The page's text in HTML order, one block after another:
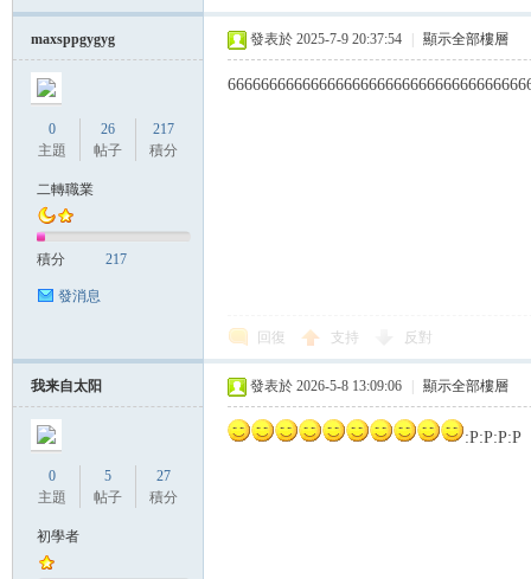
maxsppgygyg
0
主題
26
帖子
217
積分
二轉職業
積分 217
發消息
發表於 2025-7-9 20:37:54 顯示全部樓層
回復 支持 反對
我来自太阳
0
主題
5
帖子
27
積分
初學者
發表於 2026-5-8 13:09:06 顯示全部樓層
:P:P:P:P